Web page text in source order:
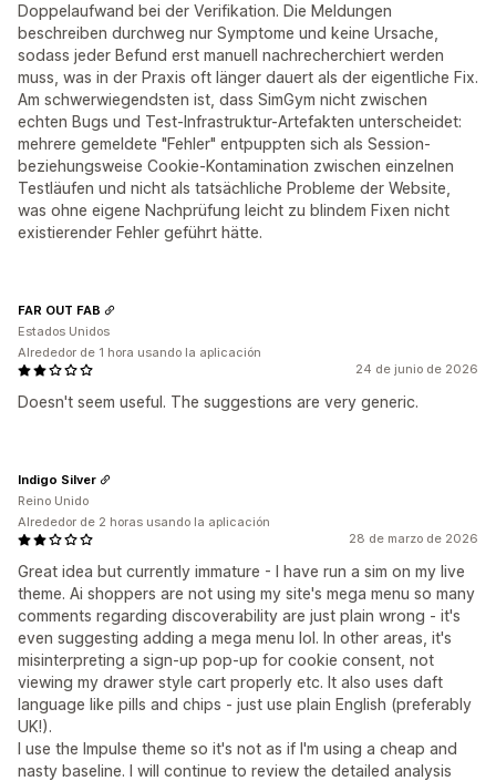
Doppelaufwand bei der Verifikation. Die Meldungen
beschreiben durchweg nur Symptome und keine Ursache,
sodass jeder Befund erst manuell nachrecherchiert werden
muss, was in der Praxis oft länger dauert als der eigentliche Fix.
Am schwerwiegendsten ist, dass SimGym nicht zwischen
echten Bugs und Test-Infrastruktur-Artefakten unterscheidet:
mehrere gemeldete "Fehler" entpuppten sich als Session-
beziehungsweise Cookie-Kontamination zwischen einzelnen
Testläufen und nicht als tatsächliche Probleme der Website,
was ohne eigene Nachprüfung leicht zu blindem Fixen nicht
existierender Fehler geführt hätte.
24 de junio de 2026
Doesn't seem useful. The suggestions are very generic.
FAR OUT FAB
Estados Unidos
Alrededor de 1 hora usando la aplicación
28 de marzo de 2026
Great idea but currently immature - I have run a sim on my live
theme. Ai shoppers are not using my site's mega menu so many
comments regarding discoverability are just plain wrong - it's
even suggesting adding a mega menu lol. In other areas, it's
misinterpreting a sign-up pop-up for cookie consent, not
viewing my drawer style cart properly etc. It also uses daft
language like pills and chips - just use plain English (preferably
UK!).
I use the Impulse theme so it's not as if I'm using a cheap and
nasty baseline. I will continue to review the detailed analysis
Indigo Silver
Reino Unido
Alrededor de 2 horas usando la aplicación